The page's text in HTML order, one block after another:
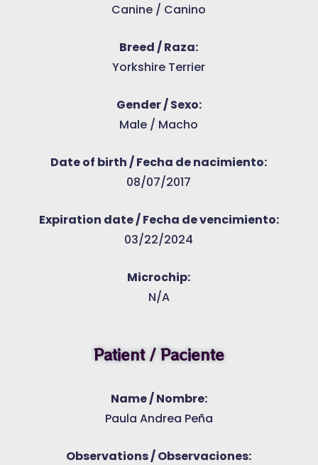
Canine / Canino
Breed / Raza:
Yorkshire Terrier
Gender / Sexo:
Male / Macho
Date of birth / Fecha de nacimiento:
08/07/2017
Expiration date / Fecha de vencimiento:
03/22/2024
Microchip:
N/A
Patient / Paciente
Name / Nombre:
Paula Andrea Peña
Observations / Observaciones: